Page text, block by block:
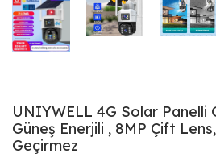
UNIYWELL 4G Solar Panelli
Güneş Enerjili , 8MP Çift
Geçirmez